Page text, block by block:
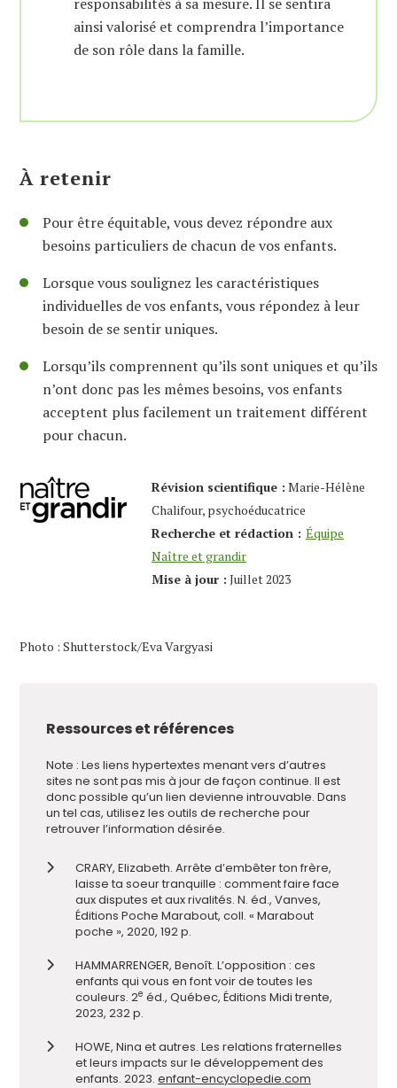
ainsi valorisé et comprendra l’importance
de son rôle dans la famille.
À retenir
Pour être équitable, vous devez répondre aux
besoins particuliers de chacun de vos enfants.
Lorsque vous soulignez les caractéristiques
individuelles de vos enfants, vous répondez à leur
besoin de se sentir uniques.
Lorsqu’ils comprennent qu’ils sont uniques et qu’ils
n’ont donc pas les mêmes besoins, vos enfants
acceptent plus facilement un traitement différent
pour chacun.
Révision scientifique : Marie-Hélène
Chalifour, psychoéducatrice
Recherche et rédaction : Équipe
Naître et grandir
Mise à jour : Juillet 2023
Photo : Shutterstock/Eva Vargyasi
Ressources et références
Note : Les liens hypertextes menant vers d’autres
sites ne sont pas mis à jour de façon continue. Il est
donc possible qu’un lien devienne introuvable. Dans
un tel cas, utilisez les outils de recherche pour
retrouver l’information désirée.
CRARY, Elizabeth. Arrête d’embêter ton frère,
laisse ta soeur tranquille : comment faire face
aux disputes et aux rivalités. N. éd., Vanves,
Éditions Poche Marabout, coll. « Marabout
poche », 2020, 192 p.
HAMMARRENGER, Benoît. L’opposition : ces
enfants qui vous en font voir de toutes les
couleurs. 2e éd., Québec, Éditions Midi trente,
2023, 232 p.
HOWE, Nina et autres. Les relations fraternelles
et leurs impacts sur le développement des
enfants. 2023. enfant-encyclopedie.com